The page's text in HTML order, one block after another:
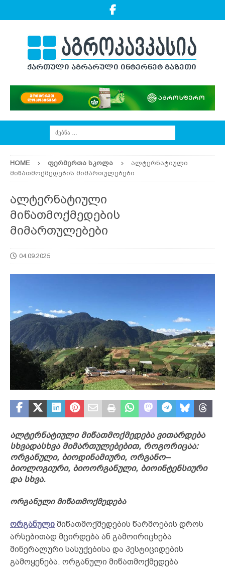
HOME ᲤᲔᲠᲛᲔᲠᲗᲐ ᲡᲙᲝᲚᲐ
ალტერნატიული
მიწათმოქმედების მიმართულებები
ალტერნატიული
მიწათმოქმედების
მიმართულებები
04.09.2025
ალტერნატიული მიწათმოქმედება ვითარდება
სხვადასხვა მიმართულებებით, როგორიცაა:
ორგანული, ბიოდინამიური, ორგანო–
ბიოლოგიური, ბიოორგანული, ბიოინტენსიური
და სხვა.
ორგანული მიწათმოქმედება
ორგანული მიწათმოქმედების წარმოების დროს
არსებითად მცირდება ან გამოირიცხება
მინერალური სასუქებისა და პესტიციდების
გამოყენება. ორგანული მიწათმოქმედება